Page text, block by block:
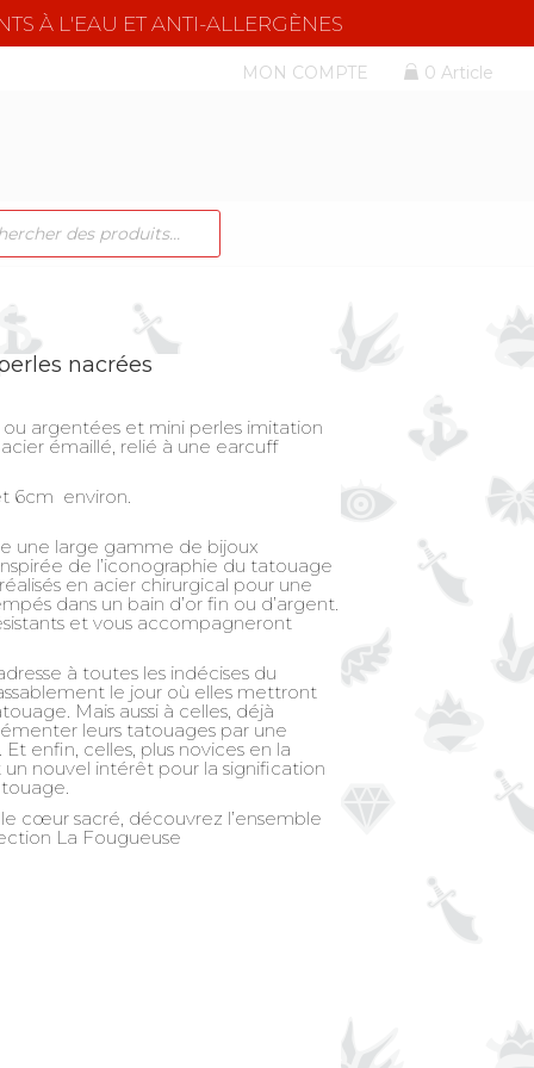
À L'EAU ET ANTI-ALLERGÈNES
MON COMPTE 0 Article
nacrées
argentées et mini perles imitation
émaillé, relié à une earcuff
6cm environ.
une large gamme de bijoux
de l’iconographie du tatouage
en acier chirurgical pour une
dans un bain d’or fin ou d’argent.
et vous accompagneront
à toutes les indécises du
le jour où elles mettront
Mais aussi à celles, déjà
leurs tatouages par une
enfin, celles, plus novices en la
nouvel intérêt pour la signification
cœur sacré, découvrez l’ensemble
La Fougueuse